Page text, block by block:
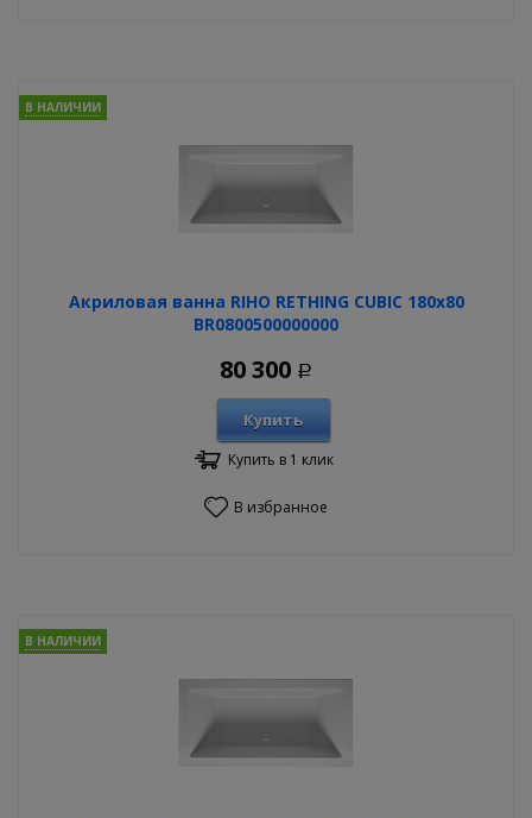
Акриловая ванна RIHO RETHING CUBIC 180x80
BR0800500000000
В НАЛИЧИИ
80 300 Р
Купить
Купить в 1 клик
В избранное
В НАЛИЧИИ